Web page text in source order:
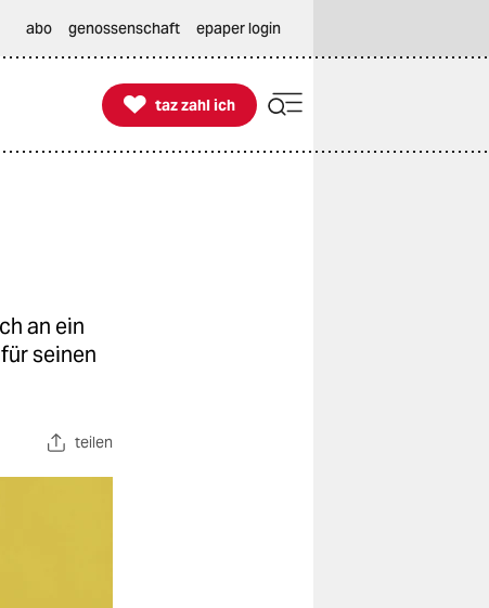
abo genossenschaft epaper login

taz zahl ich
taz zahl ich
an ein
seinen
teilen